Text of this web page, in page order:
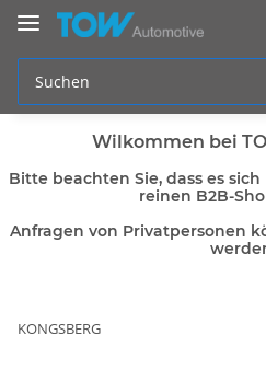
Wilkommen bei
Bitte beachten Sie, dass es
reinen B2B-
Anfragen von Privatpersonen
KONGSBERG